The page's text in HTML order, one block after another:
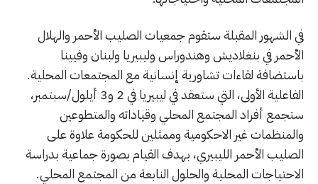
في الشهور المقبلة ستقوم جمعيات الصليب الأحمر والهلال
الأحمر في بنغلاديش وهندوراس وليبيريا ولبنان وفيينا
باستضافة لقاءات تشاورية إنسانية مع المجتمعات المحلية.
الفاعلية الأولى، التي ستعقد في ليبيريا في 2 و3 أيلول/سبتمبر،
ستجمع أفراد المجتمع المحلي وقياداته والمتطوعين
والمنظمات غير الاحكومية وممثلين للحكومة علاوة على
الصليب الأحمر الليبيري، بهدف القيام بصورة جماعية بدراسة
الاحتياجات المحلية والحلول النابعة من المجتمع المحلي.